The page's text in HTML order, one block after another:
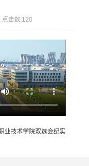
点击数:120
业技术学院双选会纪实